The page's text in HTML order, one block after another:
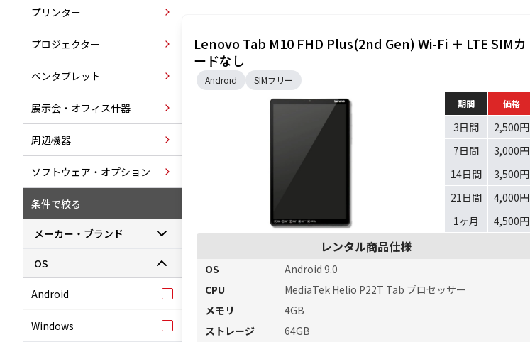
プリンター
プロジェクター
ペンタブレット
展示会・オフィス什器
周辺機器
ソフトウェア・オプション
条件で絞る
メーカー・ブランド
OS
Android
Windows
Lenovo Tab M10 FHD Plus(2nd Gen) Wi-Fi ＋ LTE SIMカ
ードなし
Android
SIMフリー
期間
価格
3日間
2,500円
7日間
3,000円
14日間
3,500円
21日間
4,000円
1ヶ月
4,500円
レンタル商品仕様
OS
Android 9.0
CPU
MediaTek Helio P22T Tab プロセッサー
メモリ
4GB
ストレージ
64GB